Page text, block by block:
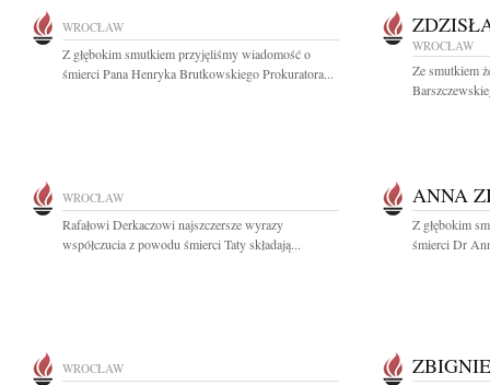
WROCŁAW
Z głębokim smutkiem przyjęliśmy wiadomość o
śmierci Pana Henryka Brutkowskiego Prokuratora...
WROCŁAW
Ze smutkiem
WROCŁAW
Rafałowi Derkaczowi najszczersze wyrazy
współczucia z powodu śmierci Taty składają...
ANNA
Z głębokim
śmierci Dr
WROCŁAW